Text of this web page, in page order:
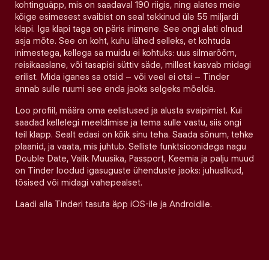
kohtinguäpp, mis on saadaval 190 riigis, ning alates meie
kõige esimesest svaibist on seal tekkinud üle 55 miljardi
klapi. Iga klapi taga on päris inimene. See ongi alati olnud
asja mõte. See on koht, kuhu lähed selleks, et kohtuda
inimestega, kellega sa muidu ei kohtuks: uus silmarõõm,
reisikaaslane, või tasapisi süttiv säde, millest kasvab midagi
erilist. Mida iganes sa otsid – või veel ei otsi – Tinder
annab sulle ruumi see enda jaoks selgeks mõelda.
Loo profiil, määra oma eelistused ja alusta svaipimist. Kui
saadad kellelegi meeldimise ja tema sulle vastu, siis ongi
teil klapp. Sealt edasi on kõik sinu teha. Saada sõnum, tehke
plaanid, ja vaata, mis juhtub. Selliste funktsioonidega nagu
Double Date, Valik Muusika, Passport, Keemia ja palju muud
on Tinder loodud igasuguste ühenduste jaoks: juhuslikud,
tõsised või midagi vahepealset.
Laadi alla Tinderi tasuta äpp iOS-ile ja Androidile.